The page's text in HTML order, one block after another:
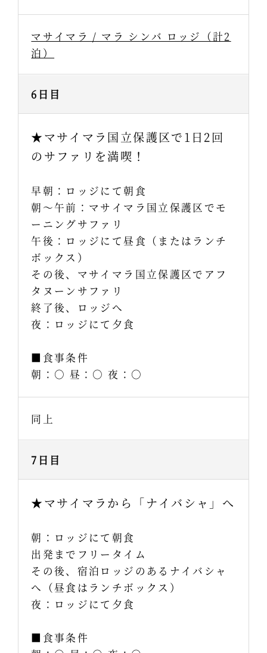
マサイマラ / マラ シンバ ロッジ（計2
泊）
6日目
★マサイマラ国立保護区で1日2回
のサファリを満喫！
早朝：ロッジにて朝食
朝～午前：マサイマラ国立保護区でモ
ーニングサファリ
午後：ロッジにて昼食（またはランチ
ボックス）
その後、マサイマラ国立保護区でアフ
タヌーンサファリ
終了後、ロッジへ
夜：ロッジにて夕食
■食事条件
朝：○ 昼：○ 夜：○
同上
7日目
★マサイマラから「ナイバシャ」へ
朝：ロッジにて朝食
出発までフリータイム
その後、宿泊ロッジのあるナイバシャ
へ（昼食はランチボックス）
夜：ロッジにて夕食
■食事条件